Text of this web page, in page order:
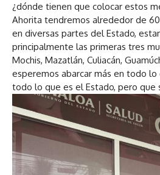
¿dónde tienen que colocar estos
Ahorita tendremos alrededor de
en diversas partes del Estado,
principalmente las primeras tres
Mochis, Mazatlán, Culiacán,
esperemos abarcar más en todo lo
todo lo que es el Estado, pero que